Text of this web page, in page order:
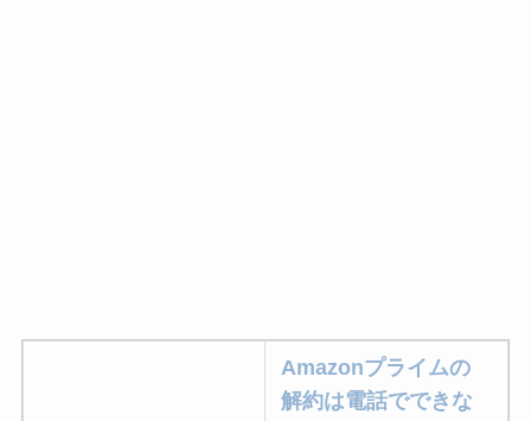
Amazonプライムの
解約は電話でできな